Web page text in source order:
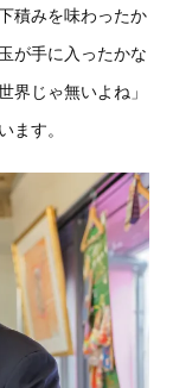
積みを味わったか
が手に入ったかな
界じゃ無いよね」
ます。